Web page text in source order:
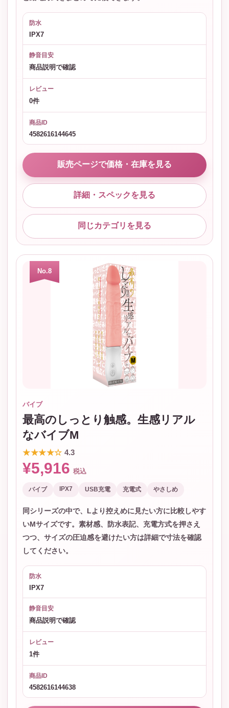
防水
IPX7
静音目安
商品説明で確認
レビュー
0件
商品ID
4582616144645
販売ページで価格・在庫を見る
詳細・スペックを見る
同じカテゴリを見る
No.8
バイブ
最高のしっとり触感。生感リアル
なバイブM
★★★★☆ 4.3
¥5,916 税込
バイブ IPX7 USB充電 充電式 やさしめ
同シリーズの中で、Lより控えめに見たい方に比較しやす
いMサイズです。素材感、防水表記、充電方式を押さえ
つつ、サイズの圧迫感を避けたい方は詳細で寸法を確認
してください。
防水
IPX7
静音目安
商品説明で確認
レビュー
1件
商品ID
4582616144638